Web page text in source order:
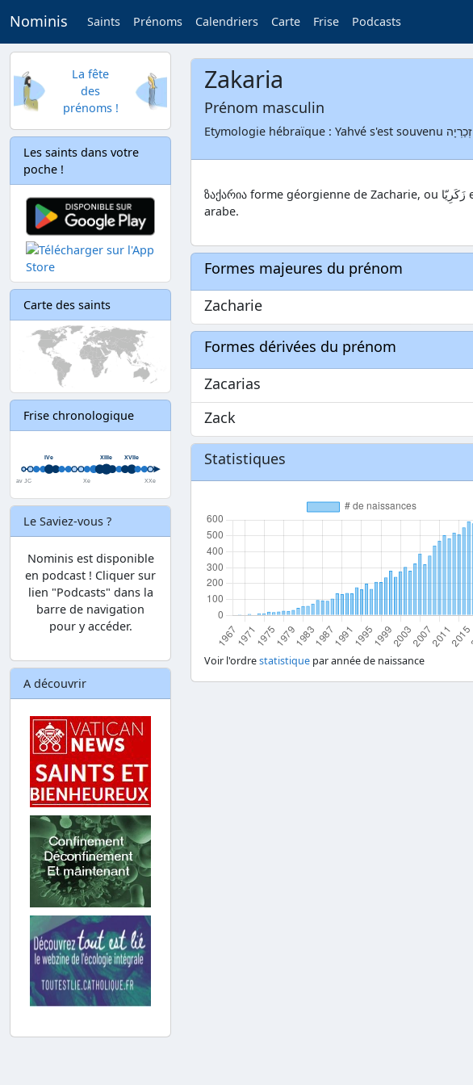
Nominis Saints Prénoms Calendriers Carte Frise Podcasts
La fête
des
prénoms !
Les saints dans votre
poche !
Carte des saints
Frise chronologique
Le Saviez-vous ?
Nominis est disponible
en podcast ! Cliquer sur
lien "Podcasts" dans la
barre de navigation
pour y accéder.
A découvrir
Zakaria
Prénom masculin
Etymologie hébraïque : Yahvé s'est souvenu זְכַרְיָה
ზაქარია forme géorgienne de Zacharie, ou زَكَرِيّا en
arabe.
Formes majeures du prénom
Zacharie
Formes dérivées du prénom
Zacarias
Zack
Statistiques
Voir l'ordrestatistique par année de naissance